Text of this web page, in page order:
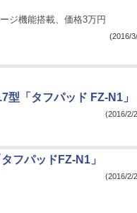
ジ機能搭載、価格3万円
(2016/
型「タフパッド FZ-N1」
(2016/2/
フパッドFZ-N1」
(2016/2/